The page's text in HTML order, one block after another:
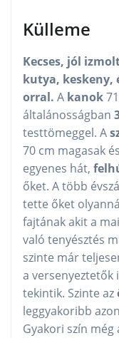
Külleme
Kecses, jól
kutya, keskeny,
orral. A kanok
általánosságban
testtömeggel. A
70 cm magasak és
egyenes hát,
őket. A több
tette őket
fajtának akit a
való tenyésztés
szinte már
a versenyeztetők
tekintik. Szinte az
leggyakoribb
Gyakori szín még